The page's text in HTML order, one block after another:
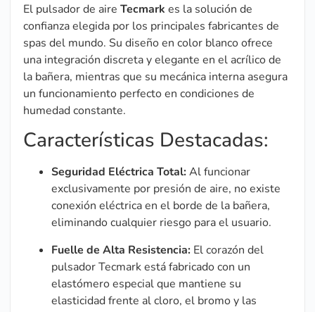
El pulsador de aire Tecmark es la solución de
confianza elegida por los principales fabricantes de
spas del mundo. Su diseño en color blanco ofrece
una integración discreta y elegante en el acrílico de
la bañera, mientras que su mecánica interna asegura
un funcionamiento perfecto en condiciones de
humedad constante.
Características Destacadas:
Seguridad Eléctrica Total:Al funcionar
exclusivamente por presión de aire, no existe
conexión eléctrica en el borde de la bañera,
eliminando cualquier riesgo para el usuario.
Fuelle de Alta Resistencia: El corazón del
pulsador Tecmark está fabricado con un
elastómero especial que mantiene su
elasticidad frente al cloro, el bromo y las